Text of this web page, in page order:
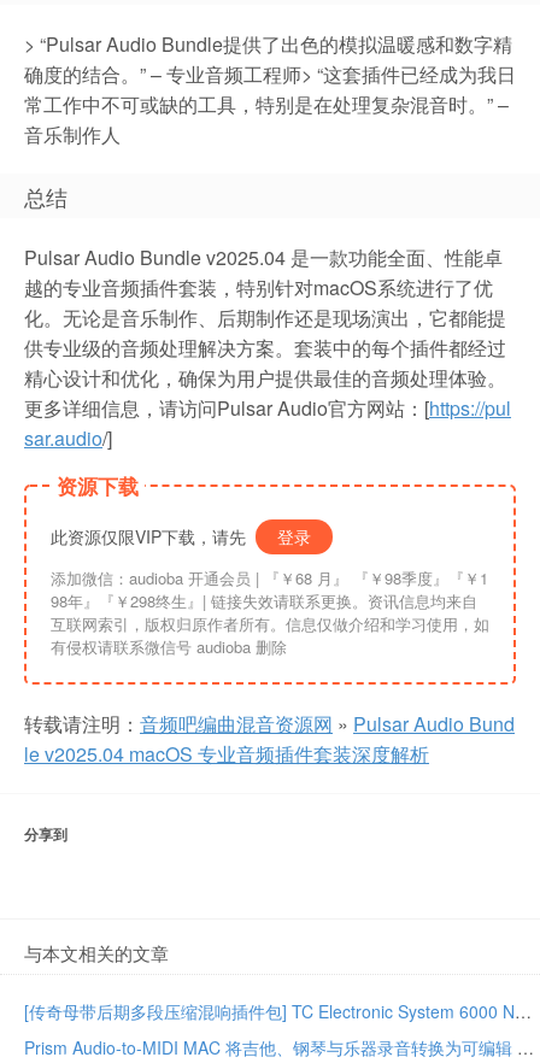
> “Pulsar Audio Bundle提供了出色的模拟温暖感和数字精
确度的结合。” – 专业音频工程师> “这套插件已经成为我日
常工作中不可或缺的工具，特别是在处理复杂混音时。” –
音乐制作人
总结
Pulsar Audio Bundle v2025.04 是一款功能全面、性能卓
越的专业音频插件套装，特别针对macOS系统进行了优
化。无论是音乐制作、后期制作还是现场演出，它都能提
供专业级的音频处理解决方案。套装中的每个插件都经过
精心设计和优化，确保为用户提供最佳的音频处理体验。
更多详细信息，请访问Pulsar Audio官方网站：[https://pul
sar.audio/]
资源下载
此资源仅限VIP下载，请先 登录
添加微信：audioba 开通会员 | 『￥68 月』 『￥98季度』『￥1
98年』『￥298终生』| 链接失效请联系更换。资讯信息均来自
互联网索引，版权归原作者所有。信息仅做介绍和学习使用，如
有侵权请联系微信号 audioba 删除
转载请注明： 音频吧编曲混音资源网 » Pulsar Audio Bund
le v2025.04 macOS 专业音频插件套装深度解析
分享到
与本文相关的文章
[传奇母带后期多段压缩混响插件包] TC Electronic System 6000 Native Series Bundle 02.2026-GUISEPPE [MacOSX]（203MB）
Prism Audio-to-MIDI MAC 将吉他、钢琴与乐器录音转换为可编辑 MIDI